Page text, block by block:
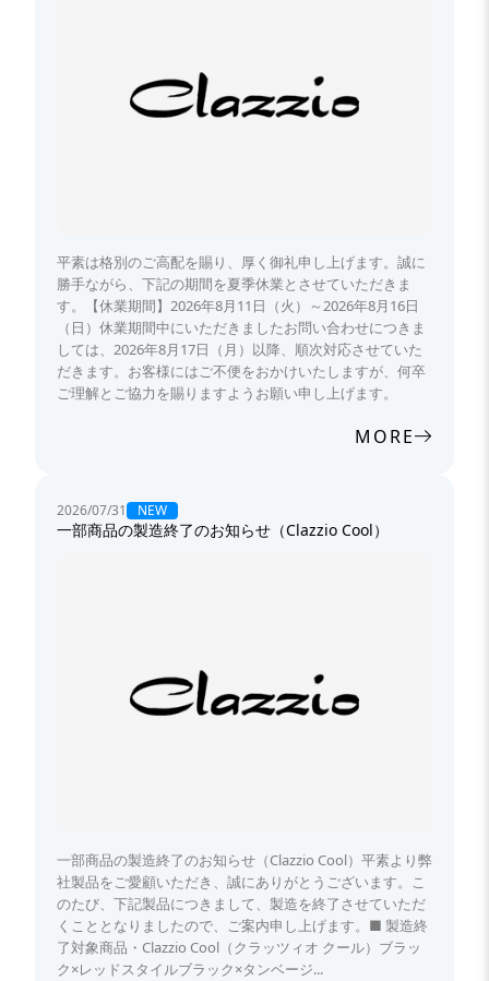
平素は格別のご高配を賜り、厚く御礼申し上げます。誠に
勝手ながら、下記の期間を夏季休業とさせていただきま
す。【休業期間】2026年8月11日（火）～2026年8月16日
（日）休業期間中にいただきましたお問い合わせにつきま
しては、2026年8月17日（月）以降、順次対応させていた
だきます。お客様にはご不便をおかけいたしますが、何卒
ご理解とご協力を賜りますようお願い申し上げます。
MORE
2026/07/31 NEW
一部商品の製造終了のお知らせ（Clazzio Cool）
一部商品の製造終了のお知らせ（Clazzio Cool）平素より弊
社製品をご愛顧いただき、誠にありがとうございます。こ
のたび、下記製品につきまして、製造を終了させていただ
くこととなりましたので、ご案内申し上げます。■ 製造終
了対象商品・Clazzio Cool（クラッツィオ クール）ブラッ
ク×レッドスタイルブラック×タンベージ...